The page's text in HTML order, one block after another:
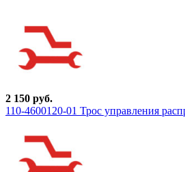
2 150 руб.
110-4600120-01 Трос управления